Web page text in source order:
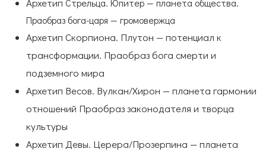
Архетип Стрельца. Юпитер — планета общества.
Праобраз бога-царя — громовержца
Архетип Скорпиона. Плутон — потенциал к
трансформации. Праобраз бога смерти и
подземного мира
Архетип Весов. Вулкан/Хирон — планета гармонии
отношений Праобраз законодателя и творца
культуры
Архетип Девы. Церера/Прозерпина — планета